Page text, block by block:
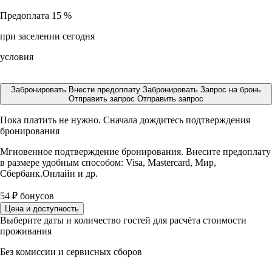
Предоплата 15 %
при заселении сегодня
условия
Забронировать Внести предоплату Забронировать Запрос на бронь
Отправить запрос Отправить запрос
Пока платить не нужно. Сначала дождитесь подтверждения
бронирования
Мгновенное подтверждение бронирования. Внесите предоплату
в размере удобным способом: Visa, Mastercard, Мир,
Сбербанк.Онлайн и др.
54 ₽ бонусов
Цена и доступность
Выберите даты и количество гостей для расчёта стоимости
проживания
Без комиссии и сервисных сборов